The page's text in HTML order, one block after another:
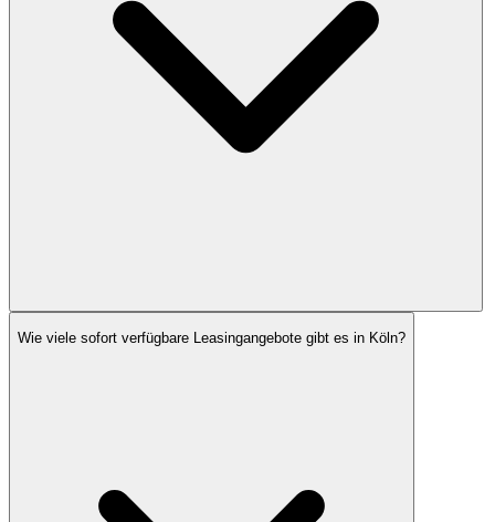
Wie viele sofort verfügbare Leasingangebote gibt es in Köln?